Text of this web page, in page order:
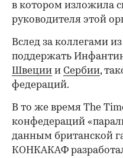
в котором изложила
руководителя этой
Вслед за коллегами
поддержать
Швеции и Сербии,
федераций.
В то же время The
конфедераций
данным британской
КОНКАКАФ